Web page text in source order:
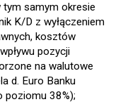
samym okresie
K/D z wyłączeniem
kosztów
pozycji
na walutowe
d. Euro Banku
poziomu 38%);